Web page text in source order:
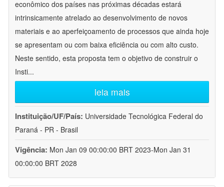
econômico dos países nas próximas décadas estará
intrinsicamente atrelado ao desenvolvimento de novos
materiais e ao aperfeiçoamento de processos que ainda hoje
se apresentam ou com baixa eficiência ou com alto custo.
Neste sentido, esta proposta tem o objetivo de construir o
Insti...
leia mais
Instituição/UF/País: Universidade Tecnológica Federal do
Paraná - PR - Brasil
Vigência: Mon Jan 09 00:00:00 BRT 2023-Mon Jan 31
00:00:00 BRT 2028